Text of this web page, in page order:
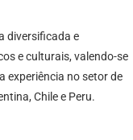
diversificada e
e culturais, valendo-se
experiência no setor de
Chile e Peru.